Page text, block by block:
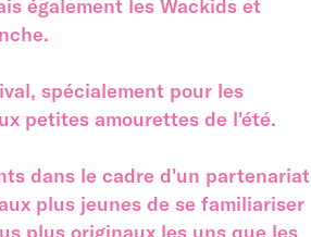
également les Wackids et
spécialement pour les
petites amourettes de l'été.
dans le cadre d'un partenariat
plus jeunes de se familiariser
plus originaux les uns que les